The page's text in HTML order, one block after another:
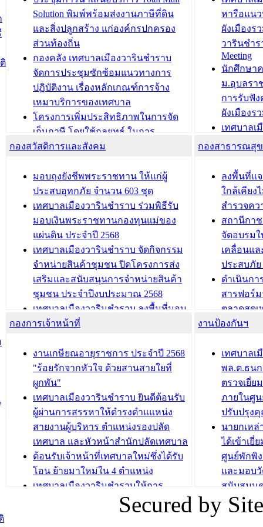
สำนักทะเบียนท้องถิ่นเทศบาลเมือง
วารินชำราบ ดำเนินการมอบทะเบียน
บ้าน ทร.14 และบัตรประจำตัว
ประชาชนบุคคลประเภท 8 แก่บุคคลที่
ได้รับการเพิ่มชื่อในทะเบียนบ้าน
(ท.ร.14) กรณีคนไม่มีสัญชาติไทยได้รับ
อนุญาตให้มีถิ่นที่อยู่
ประชุมคณะกรรมการประเมินผลการ
ควบคุมภายในของ สำนัก/กอง/
โรงเรียน/ศูนย์พัฒนาเด็กเล็ก/สถานธนา
บทความ อื่นๆ ...
ชีวา สร้า
ขับเคลื่อน
“เมืองแห่
บทความ อื่นๆ ...
Solution พิมพ์พร้อมส่งงานภาษีที่ดิน
และสิ่งปลูกสร้าง แก่องค์กรปกครอง
ส่วนท้องถิ่น
กองคลัง เทศบาลเมืองวารินชำราบ
จัดการประชุมซักซ้อมแนวทางการ
ปฏิบัติงาน เรื่องหลักเกณฑ์การจ้าง
เหมาบริการของเทศบาล
โครงการเพิ่มประสิทธิภาพในการจัด
เก็บภาษี โดยใช้กลยุทธ์ ในการ
พัฒนาการจัดเก็บรายได้ ประจำปี พ.ศ.
เทศบาลเมืองวารินชำราบ ร่วมการ
ประชุมวิชาการระดับนานาชาติและ
นิทรรศการด้านนวัตกรรมท้องถิ่น 2568
และรับรางวัลทีมนักวิจัยดีเด่นจาก
นวัตกรรมโครงการทะเบียนภาษีป้าย
ประชุมผู้เช่าอาคารพาณิชย์ บริเวณ
ถนนเกษมสุขและถนนประทุมเทพภักดี
บทความ อื่นๆ ...
หารือแน
ผังเมืองร
วารินชำร
Meeting
นักศึกษา
ม.อุบลรา
การรับฟั
ผังเมืองร
เทศบาลเ
โครงการ
เทศบาล
รับฟังคว
ผังเมือง
วารินชำ
เทศบาล
ซักซ้อมแ
ประโยช
บทความ อื่นๆ ...
กองสวัสดิการและสังคม
มอบถุงยังชีพพระราชทาน ให้แก่ผู้
ประสบอุทกภัย จำนวน 603 ชุด
เทศบาลเมืองวารินชำราบ ร่วมพิธีรับ
มอบเงินพระราชทานกองทุนแม่ของ
แผ่นดิน ประจำปี 2568
เทศบาลเมืองวารินชำราบ จัดกิจกรรม
จำหน่ายสินค้าชุมชน ปิดโครงการส่ง
เสริมและสนับสนุนการจำหน่ายสินค้า
ชุมชน ประจำปีงบประมาณ 2568
เทศบาลเมืองวารินชำราบ ลงพื้นที่มอบ
น้ำดื่มแก่ผู้พักอาศัย ณ ศูนย์พักพิง
กองสวัสดิการสังคม เทศบาลเมือง
วารินชำราบ จัดโครงการอบรมอาชีพ
ระยะสั้น ประจำปี 2568 (หลักสูตรการ
ถักทอผลิตภัณฑ์จากถุงพลาสติก)
บทความ อื่นๆ ...
กองสาธารณสุ
ลงพื้นที่แ
ใกล้เคียง
สำรวจค
สถานีกา
จัดอบรม
เคลื่อนแ
ประสบภั
ดำเนินกา
สารฟอร์
ตลาดสดเ
วารินชำร
ถนนแก่เ
เด็กเล็ก
เทศบาลเ
ปรึกษาห
วัยของอ
บทความ อื่นๆ ...
กองการเจ้าหน้าที่
งานเกษียณอายุราชการ ประจำปี 2568
"ร้อยรักจากหัวใจ ด้วยสานสายใยที่
ผูกพัน"
เทศบาลเมืองวารินชำราบ ยินดีต้อนรับ
ผู้ผ่านการสรรหาให้ดำรงตำแแหน่ง
สายงานผู้บริหาร ตำแหน่งรองปลัด
เทศบาล และหัวหน้าสำนักปลัดเทศบาล
ต้อนรับเจ้าหน้าที่เทศบาลใหม่ซึ่งได้รับ
โอน ย้ายมาใหม่ใน 4 ตำแหน่ง
เทศบาลเมืองวารินชำราบให้การ
ต้อนรับพนักงานเทศบาลผู้ผ่านการ
สรรหาให้ดำรงตำแหน่งสายงานผู้
งานป้องกันฯ
เทศบาลเ
พล.ต.ธน
ตรวจเยี่ย
ภายในศู
ปรับปรุง
นายกเห
ได้เข้าเยี่
ศูนย์พักพิ
และมอบ
สนับสนุน
ภัยน้ำท่วม
ภาพบรร
Secured by